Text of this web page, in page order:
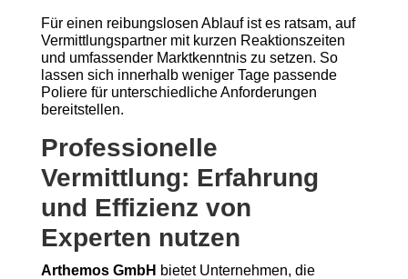
Für einen reibungslosen Ablauf ist es ratsam, auf
Vermittlungspartner mit kurzen Reaktionszeiten
und umfassender Marktkenntnis zu setzen. So
lassen sich innerhalb weniger Tage passende
Poliere für unterschiedliche Anforderungen
bereitstellen.
Professionelle
Vermittlung: Erfahrung
und Effizienz von
Experten nutzen
Arthemos GmbH bietet Unternehmen, die